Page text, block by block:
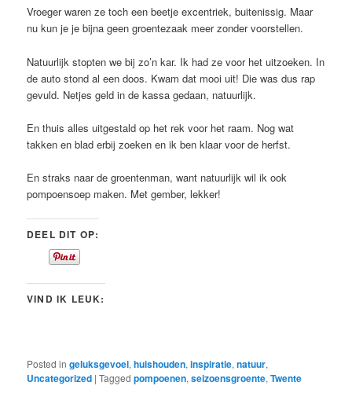
Vroeger waren ze toch een beetje excentriek, buitenissig. Maar
nu kun je je bijna geen groentezaak meer zonder voorstellen.
Natuurlijk stopten we bij zo’n kar. Ik had ze voor het uitzoeken. In
de auto stond al een doos. Kwam dat mooi uit! Die was dus rap
gevuld. Netjes geld in de kassa gedaan, natuurlijk.
En thuis alles uitgestald op het rek voor het raam. Nog wat
takken en blad erbij zoeken en ik ben klaar voor de herfst.
En straks naar de groentenman, want natuurlijk wil ik ook
pompoensoep maken. Met gember, lekker!
DEEL DIT OP:
VIND IK LEUK:
Posted in geluksgevoel,huishouden,inspiratie,natuur,
Uncategorized |Tagged pompoenen,seizoensgroente,Twente